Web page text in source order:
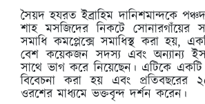
সৈয়দ হযরত ইব্রাহিম দানিশমান্দকে
শাহ মসজিদের নিকটে সোনারগাঁয়ের
সমাধি কমপ্লেক্সে সমাধিস্থ করা হয়,
বেশ কয়েকজন সদস্য এবং অন্যান্য
সাথে ভাগ করে নিয়েছেন। এটিকে একটি
বিবেচনা করা হয় এবং প্রতিবছরের
ওরশের মাধ্যমে ভক্তবৃন্দ দর্শন করেন।